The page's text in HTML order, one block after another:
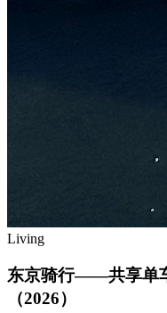
Living
东京骑行——共享单
（2026）